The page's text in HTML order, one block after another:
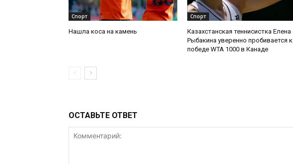
Спорт
Нашла коса на камень
Спорт
Казахстанская теннисистка Елена
Рыбакина уверенно пробивается к
победе WTA 1000 в Канаде
ОСТАВЬТЕ ОТВЕТ